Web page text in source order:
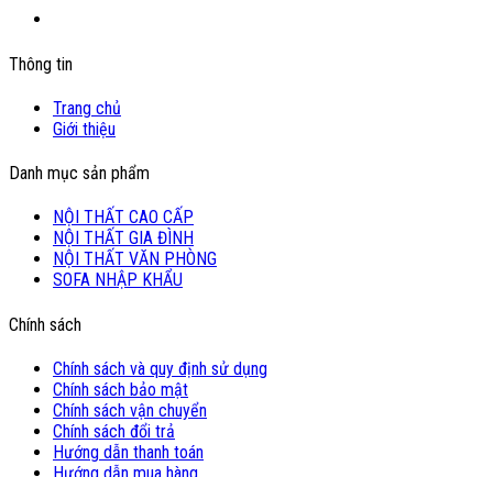
Thông tin
Trang chủ
Giới thiệu
Danh mục sản phẩm
NỘI THẤT CAO CẤP
NỘI THẤT GIA ĐÌNH
NỘI THẤT VĂN PHÒNG
SOFA NHẬP KHẨU
Chính sách
Chính sách và quy định sử dụng
Chính sách bảo mật
Chính sách vận chuyển
Chính sách đổi trả
Hướng dẫn thanh toán